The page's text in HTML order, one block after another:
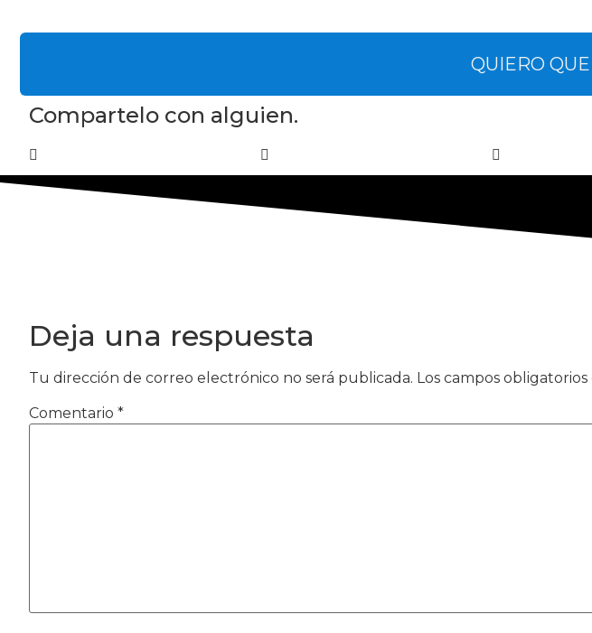
QUIERO
Compartelo con alguien.
Deja una respuesta
Tu dirección de correo electrónico no será publicada. Los campos
Comentario *